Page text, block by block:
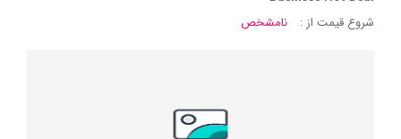
شروع قیمت از :
نامشخص